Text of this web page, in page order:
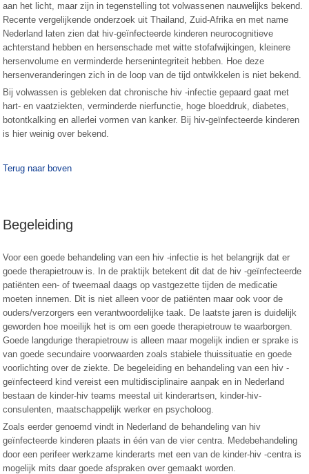
aan het licht, maar zijn in tegenstelling tot volwassenen nauwelijks bekend.
Recente vergelijkende onderzoek uit Thailand, Zuid-Afrika en met name
Nederland laten zien dat hiv-geïnfecteerde kinderen neurocognitieve
achterstand hebben en hersenschade met witte stofafwijkingen, kleinere
hersenvolume en verminderde hersenintegriteit hebben. Hoe deze
hersenveranderingen zich in de loop van de tijd ontwikkelen is niet bekend.
Bij volwassen is gebleken dat chronische hiv -infectie gepaard gaat met
hart- en vaatziekten, verminderde nierfunctie, hoge bloeddruk, diabetes,
botontkalking en allerlei vormen van kanker. Bij hiv-geïnfecteerde kinderen
is hier weinig over bekend.
Terug naar boven
Begeleiding
Voor een goede behandeling van een hiv -infectie is het belangrijk dat er
goede therapietrouw is. In de praktijk betekent dit dat de hiv -geïnfecteerde
patiënten een- of tweemaal daags op vastgezette tijden de medicatie
moeten innemen. Dit is niet alleen voor de patiënten maar ook voor de
ouders/verzorgers een verantwoordelijke taak. De laatste jaren is duidelijk
geworden hoe moeilijk het is om een goede therapietrouw te waarborgen.
Goede langdurige therapietrouw is alleen maar mogelijk indien er sprake is
van goede secundaire voorwaarden zoals stabiele thuissituatie en goede
voorlichting over de ziekte. De begeleiding en behandeling van een hiv -
geïnfecteerd kind vereist een multidisciplinaire aanpak en in Nederland
bestaan de kinder-hiv teams meestal uit kinderartsen, kinder-hiv-
consulenten, maatschappelijk werker en psycholoog.
Zoals eerder genoemd vindt in Nederland de behandeling van hiv
geïnfecteerde kinderen plaats in één van de vier centra. Medebehandeling
door een perifeer werkzame kinderarts met een van de kinder-hiv -centra is
mogelijk mits daar goede afspraken over gemaakt worden.